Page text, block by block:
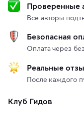
Проверенные
Все авторы
Безопасная
Оплата через
Реальные
После каждого
Клуб Гидов